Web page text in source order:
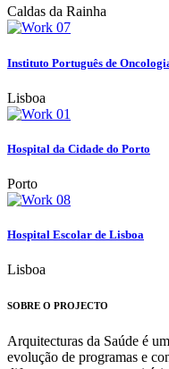
Caldas da Rainha
Instituto Português de
Lisboa
Hospital da Cidade do Porto
Porto
Hospital Escolar de Lisboa
Lisboa
SOBRE O PROJECTO
Arquitecturas da Saúde é
evolução de programas e